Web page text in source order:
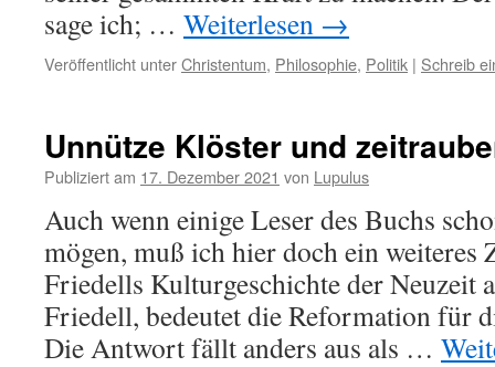
sage ich; … Weiterlesen →
Veröffentlicht unterChristentum, Philosophie, Politik | Schreib
Unnütze Klöster und
Publiziert am 17. Dezember 2021 von Lupulus
Auch wenn einige Leser des Buchs
mögen, muß ich hier doch ein weiteres
Friedells Kulturgeschichte der Neuzeit
Friedell, bedeutet die Reformation für
Die Antwort fällt anders aus als …